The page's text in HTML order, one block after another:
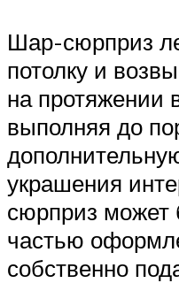
Шар-сюрприз
потолку и
на протяжении
выполняя до
украшения
сюрприз может
частью
собственно